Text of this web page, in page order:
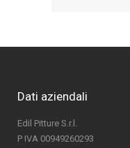
Dati aziendali
Edil Pitture S.r.l.
P IVA 00949260293